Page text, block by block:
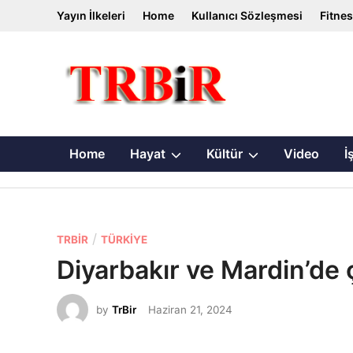
Yayın İlkeleri Home Kullanıcı Sözleşmesi
Home Hayat Show
sub
Kültür Show
sub
Video
P
o
s
t
e
TRBİR / TÜRKIYE
Diyarbakır ve Mardin’de
by TrBir Haziran 21, 2024